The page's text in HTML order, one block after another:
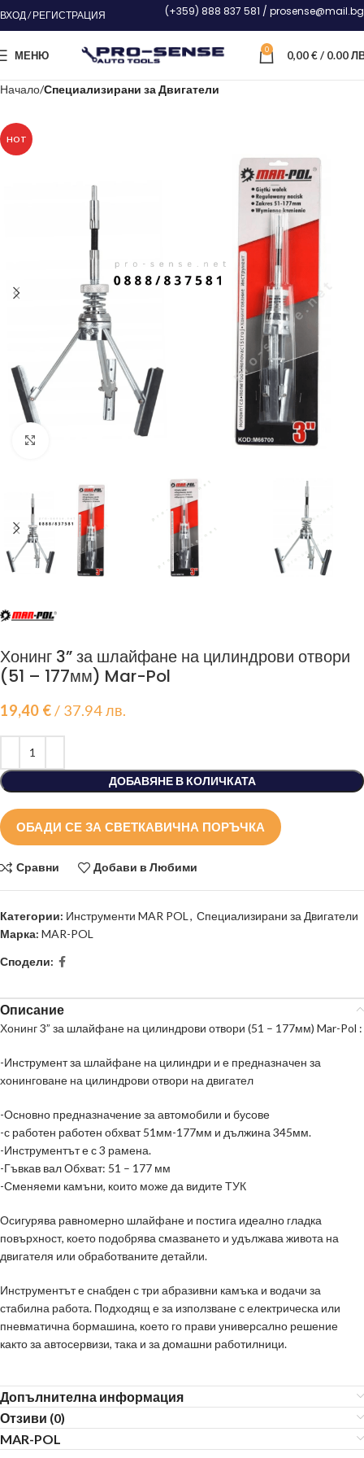
ВХОД / РЕГИСТРАЦИЯ (+359) 888 837 581 / prosense@mail.bg
МЕНЮ 0 0,00€/ 0.00
Начало Специализирани за Двигатели
HOT
Хонинг 3” за шлайфане на цилиндрови отвори
(51 – 177мм) Mar-Pol
19,40 €/ 37.94 лв.
ДОБАВЯНЕ В КОЛИЧКАТА
ОБАДИ СЕ ЗА СВЕТКАВИЧНА ПОРЪЧКА
Сравни Добави в Любими
Категории: Инструменти MAR POL , Специализирани за Двигатели
Марка: MAR-POL
Сподели:
Описание
Хонинг3” за шлайфане на цилиндрови отвори (51 – 177мм) Mar-Pol :
-Инструмент за шлайфане на цилиндри и е предназначен за
хонинговане на цилиндрови отвори на двигател
-Основно предназначение за автомобили и бусове
-с работен работен обхват 51мм-177мм и дължина 345мм.
-Инструментът е с 3 рамена.
-Гъвкав вал Обхват: 51 – 177 мм
-Сменяеми камъни, които може да видитеТУК
Осигурява равномерно шлайфане и постига идеално гладка
повърхност, което подобрява смазването и удължава живота на
двигателя или обработваните детайли.
Инструментът е снабден с три абразивни камъка и водачи за
стабилна работа. Подходящ е за използване с електрическа или
пневматична бормашина, което го прави универсално решение
както за автосервизи, така и за домашни работилници.
Допълнителна информация
Отзиви (0)
MAR-POL